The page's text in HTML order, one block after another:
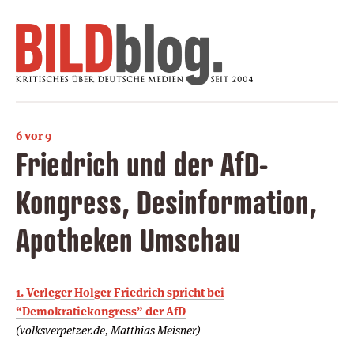
6 vor 9
Friedrich und der AfD-
Kongress, Desinformation,
Apotheken Umschau
1. Verleger Holger Friedrich spricht bei
“Demokratiekongress” der AfD
(volksverpetzer.de, Matthias Meisner)